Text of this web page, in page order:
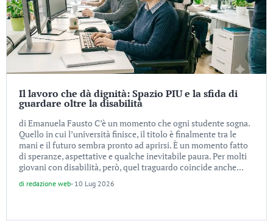
Il lavoro che dà dignità: Spazio PIU e la sfida di
guardare oltre la disabilità
di Emanuela Fausto C’è un momento che ogni studente sogna.
Quello in cui l’università finisce, il titolo è finalmente tra le
mani e il futuro sembra pronto ad aprirsi. È un momento fatto
di speranze, aspettative e qualche inevitabile paura. Per molti
giovani con disabilità, però, quel traguardo coincide anche...
di redazione web- 10 Lug 2026